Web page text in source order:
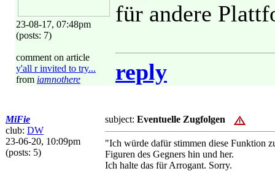
23-08-17, 07:48pm
(posts: 7)
comment on article
y'all r invited to try...
from iamnothere
für andere
reply
MiFie
club: DW
23-06-20, 10:09pm
(posts: 5)
subject: Eventuelle Zugfolgen
"Ich würde dafür stimmen diese Funktion
Figuren des Gegners hin und her.
Ich halte das für Arrogant. Sorry.